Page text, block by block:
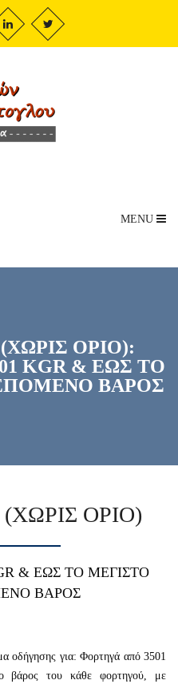
MENU
ΟΡΙΟ):
KGR & ΕΩΣ ΤΟ
ΒΑΡΟΣ
ΟΡΙΟ)
& ΕΩΣ ΤΟ ΜΕΓΙΣΤΟ
ΒΑΡΟΣ
οδήγησης για: Φορτηγά από 3501
βάρος του κάθε φορτηγού, με